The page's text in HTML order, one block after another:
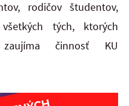
rodičov študentov,
tých, ktorých
zaujíma činnosť KU